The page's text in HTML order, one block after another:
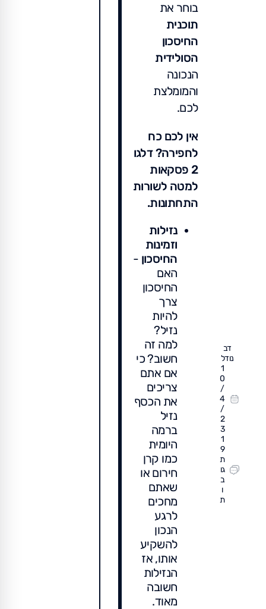
דב
נודל
1
0
/
4
/
2
3
1
9
ת
גו
ב
ו
ת
בוחר את
תוכנית
החיסכון
הסולידית
הנכונה
והמומלצת
לכם.
אין לכם כח
לחפירה? דלגו
2 פסקאות
למטה לשורות
התחתונות.
נזילות
וזמינות
החיסכון -
האם
החיסכון
צרך
להיות
נזיל?
למה זה
חשוב? כי
אם אתם
צריכים
את הכסף
נזיל
ברמה
היומית
כמו קרן
חירום או
שאתם
מחכים
לרגע
הנכון
להשקיע
אותו, אז
הנזילות
חשובה
מאוד.